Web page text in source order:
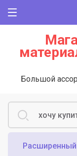
Большой
Расширенный